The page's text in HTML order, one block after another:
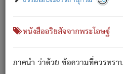
หนังสืออริยสัจจากพระโอษฐ์
ภาคนำ ว่าด้วย ข้อความที่ควรทรา
สัตว์โลกนี้ เกิดความเดือดร้อนแ
เขาสำคัญสิ่งใด โดยความเป็นปร
(ตามที่เป็นจริง) โดยประการอื่นจาก
สัตว์โลกติดข้องอยู่ในภพ ถูกภพ
เป็นอย่างอื่น (จากที่มันเป็นอยู่จริง)